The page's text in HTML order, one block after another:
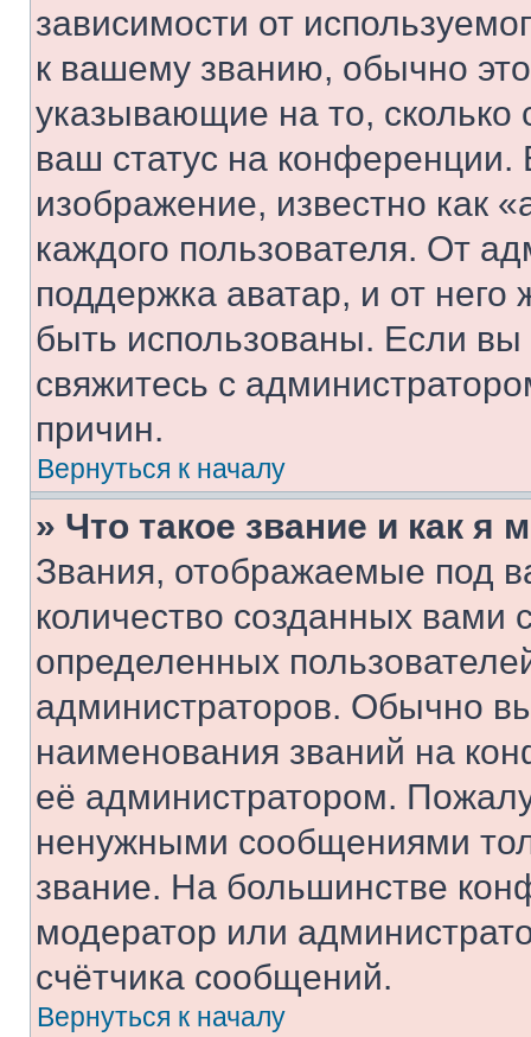
зависимости от
к вашему званию, обычно это
указывающие на то,
ваш статус на
изображение, известно как
каждого пользователя. От
поддержка аватар, и от него
быть использованы. Если
свяжитесь с
причин.
Вернуться к началу
» Что такое звание и как я
Звания, отображаемые под
количество созданных
определенных
администраторов. Обычно
наименования званий на
её администратором.
ненужными сообщениями
звание. На большинстве
модератор или
счётчика сообщений.
Вернуться к началу